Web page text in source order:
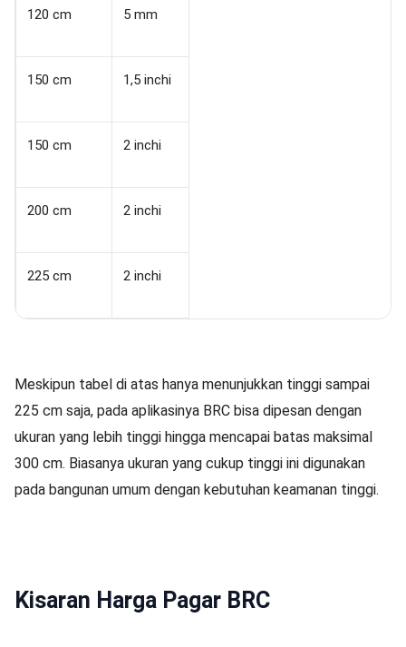
120 cm 5 mm
150 cm 1,5 inchi
150 cm 2 inchi
200 cm 2 inchi
225 cm 2 inchi
Meskipun tabel di atas hanya menunjukkan tinggi sampai
225 cm saja, pada aplikasinya BRC bisa dipesan dengan
ukuran yang lebih tinggi hingga mencapai batas maksimal
300 cm. Biasanya ukuran yang cukup tinggi ini digunakan
pada bangunan umum dengan kebutuhan keamanan tinggi.
Kisaran Harga Pagar BRC